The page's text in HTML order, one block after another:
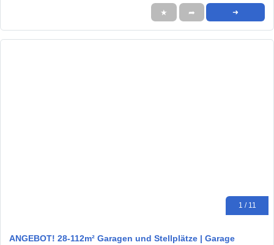
★ ➦ ➜
1 / 11
ANGEBOT! 28-112m² Garagen und Stellplätze | Garage